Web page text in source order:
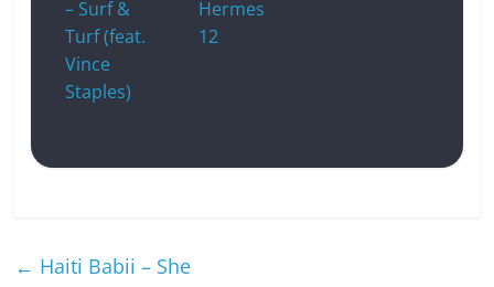
– Surf &
Turf (feat.
Vince
Staples)
Hermes
12
← Haiti Babii – She